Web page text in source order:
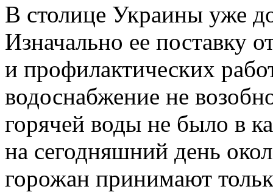
В столице Украины уже
Изначально ее поставку
и профилактических
водоснабжение не
горячей воды не было в
на сегодняшний день
горожан принимают